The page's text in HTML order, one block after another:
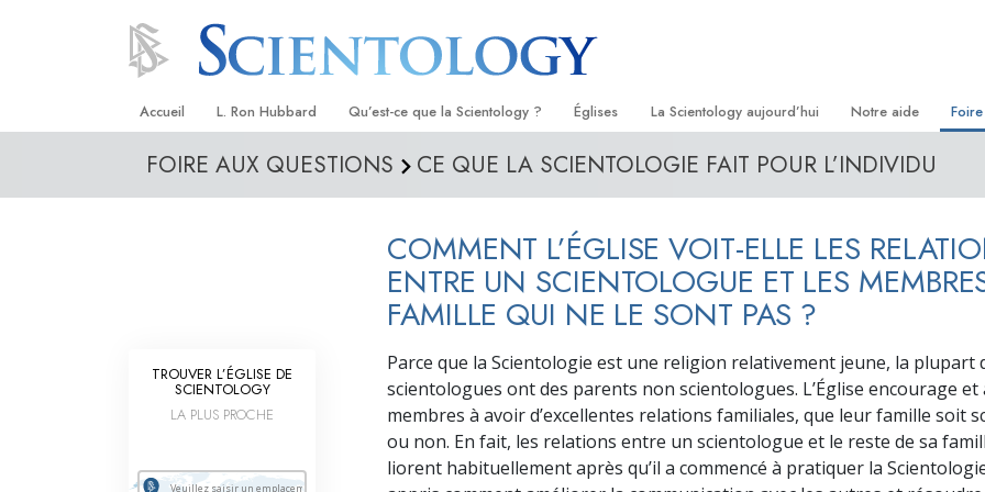
Accueil L. Ron Hubbard Qu’est-ce que la Scientology ?
Croyances et pratiques
Les scientologues et la Scientologie
Rencontrez un scientologue
Les principes de base de la
Scientologie
La Dianétique : Une introduction
Églises
Trouver une Église
Organisations avancées
Base à terre de Flag
Apporter la Scientologie au monde
entier
La Scientology aujourd’hui
Inaugurations
David Miscavige — Chef ecclésiastique
de la Scientology
Notre aide
Le chemin du bonheur
Criminon
Narconon
Tous unis pour les
La Commission des
Droits de l’Homme
FOIRE AUX QUESTIONS CE QUE LA SCIENTOLOGIE FAIT POUR L’INDIVIDU
COMMENT L’ÉGLISE VOIT-ELLE LES
ENTRE UN SCIENTOLOGUE ET LES
FAMILLE QUI NE LE SONT PAS ?
Parce que la Scientologie est une religion relativement jeune, la plupart
scientologues ont des parents non scientologues. L’Église encourage et
membres à avoir d’excellentes relations familiales, que leur famille soit
ou non. En fait, les relations entre un scientologue et le reste de sa
liorent habituellement après qu’il a commencé à pratiquer la
TROUVER L’ÉGLISE DE
SCIENTOLOGY
LA PLUS PROCHE